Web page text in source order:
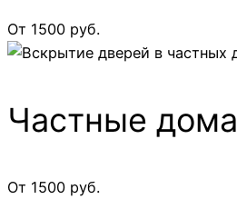
От 1500 руб.
Частные дома
От 1500 руб.